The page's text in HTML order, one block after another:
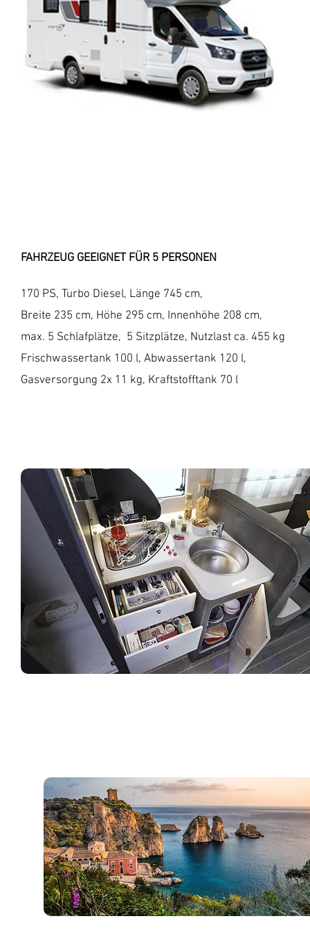
FAHRZEUG GEEIGNET FÜR 5 PERSONEN
170 PS, Turbo Diesel, Länge 745 cm,
Breite 235 cm, Höhe 295 cm, Innenhöhe 208 cm,
max. 5 Schlafplätze, 5 Sitzplätze, Nutzlast ca. 455 kg
Frischwassertank 100 l, Abwassertank 120 l,
Gasversorgung 2x 11 kg, Kraftstofftank 70 l